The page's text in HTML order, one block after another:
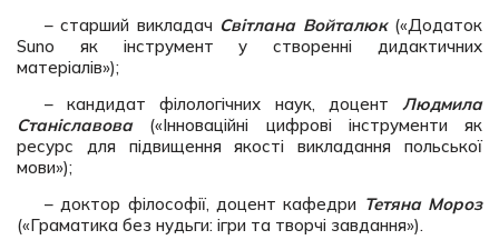
– старший викладач Світлана Войталюк(«Додаток
Suno як інструмент у створенні дидактичних
матеріалів»);
– кандидат філологічних наук, доцент Людмила
Станіславова(«Інноваційні цифрові інструменти як
ресурс для підвищення якості викладання польської
мови»);
– доктор філософії, доцент кафедри Тетяна Мороз
(«Граматика без нудьги: ігри та творчі завдання»).